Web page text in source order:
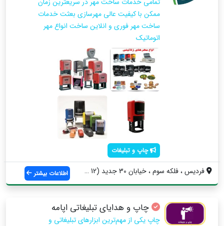
ممکن با کیفیت عالی مهرسازی بعثت خدمات
ساخت مهر فوری و انلاین ساخت انواع مهر
اتوماتیک
چاپ و تبلیغات
فردیس ، فلکه سوم ، خیابان 30 جدید (12 قد... اطلاعات بیشتر
چاپ و هدایای تبلیغاتی اپامه
چاپ یکی از مهم‌ترین ابزارهای تبلیغاتی و